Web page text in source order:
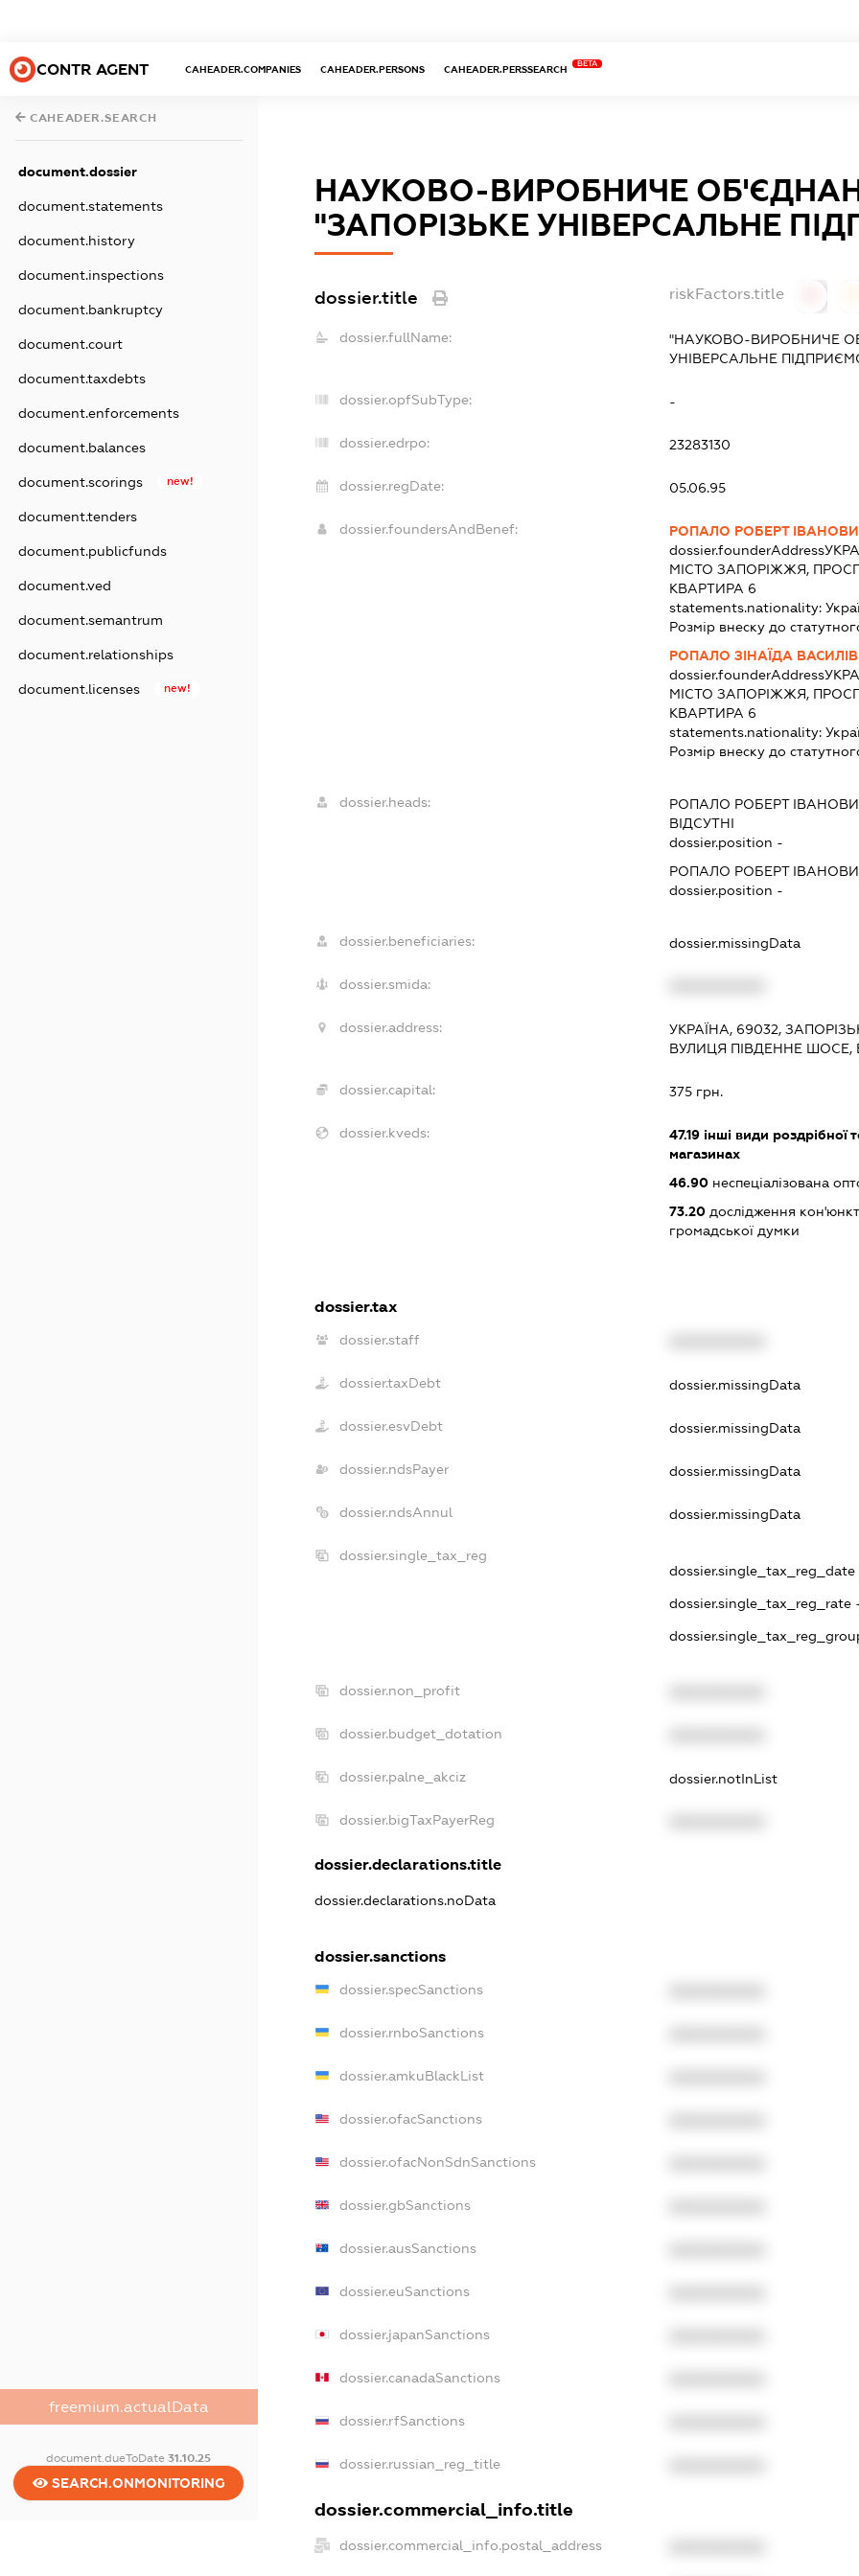
CONTR AGENT CAHEADER.COMPANIES CAHEADER.PERSONS CAHEADER.PERSSEARCH
BETA
CAHEADER.SEARCH
document.dossier
document.statements
document.history
document.inspections
document.bankruptcy
document.court
document.taxdebts
document.enforcements
document.balances
document.scorings new!
document.tenders
document.publicfunds
document.ved
document.semantrum
document.relationships
document.licenses new!
freemium.actualData
document.dueToDate31.10.25
SEARCH.ONMONITORING
НАУКОВО-ВИРОБНИЧЕ
"ЗАПОРІЗЬКЕ УНІВЕРСАЛЬНЕ
dossier.title riskFactors.title
dossier.fullName:
"НАУКОВО-ВИРОБНИЧЕ
УНІВЕРСАЛЬНЕ
dossier.opfSubType: -
dossier.edrpo: 23283130
dossier.regDate: 05.06.95
dossier.foundersAndBenef:
РОПАЛО РОБЕРТ
dossier.founderAddress
МІСТО ЗАПОРІЖЖЯ,
КВАРТИРА 6
statements.nationality:
Розмір внеску до
РОПАЛО ЗІНАЇДА
dossier.founderAddress
МІСТО ЗАПОРІЖЖЯ,
КВАРТИРА 6
statements.nationality:
Розмір внеску до
dossier.heads: РОПАЛО РОБЕРТ
ВІДСУТНІ
dossier.position -
РОПАЛО РОБЕРТ
dossier.position -
dossier.beneficiaries: dossier.missingData
dossier.smida:
dossier.address:
УКРАЇНА, 69032,
ВУЛИЦЯ ПІВДЕННЕ ШОСЕ,
dossier.capital: 375 грн.
dossier.kveds: 47.19 інші види роздрібної
магазинах
46.90 неспеціалізована
73.20 дослідження
громадської думки
dossier.tax
dossier.staff
dossier.taxDebt dossier.missingData
dossier.esvDebt dossier.missingData
dossier.ndsPayer dossier.missingData
dossier.ndsAnnul dossier.missingData
dossier.single_tax_reg
dossier.single_tax_reg_date -
dossier.single_tax_reg_rate
dossier.non_profit
dossier.budget_dotation
dossier.palne_akciz dossier.notInList
dossier.bigTaxPayerReg
dossier.declarations.title
dossier.declarations.noData
dossier.sanctions
dossier.specSanctions
dossier.rnboSanctions
dossier.amkuBlackList
dossier.ofacSanctions
dossier.ofacNonSdnSanctions
dossier.gbSanctions
dossier.ausSanctions
dossier.euSanctions
dossier.japanSanctions
dossier.canadaSanctions
dossier.rfSanctions
dossier.russian_reg_title
dossier.commercial_info.title
dossier.commercial_info.postal_address